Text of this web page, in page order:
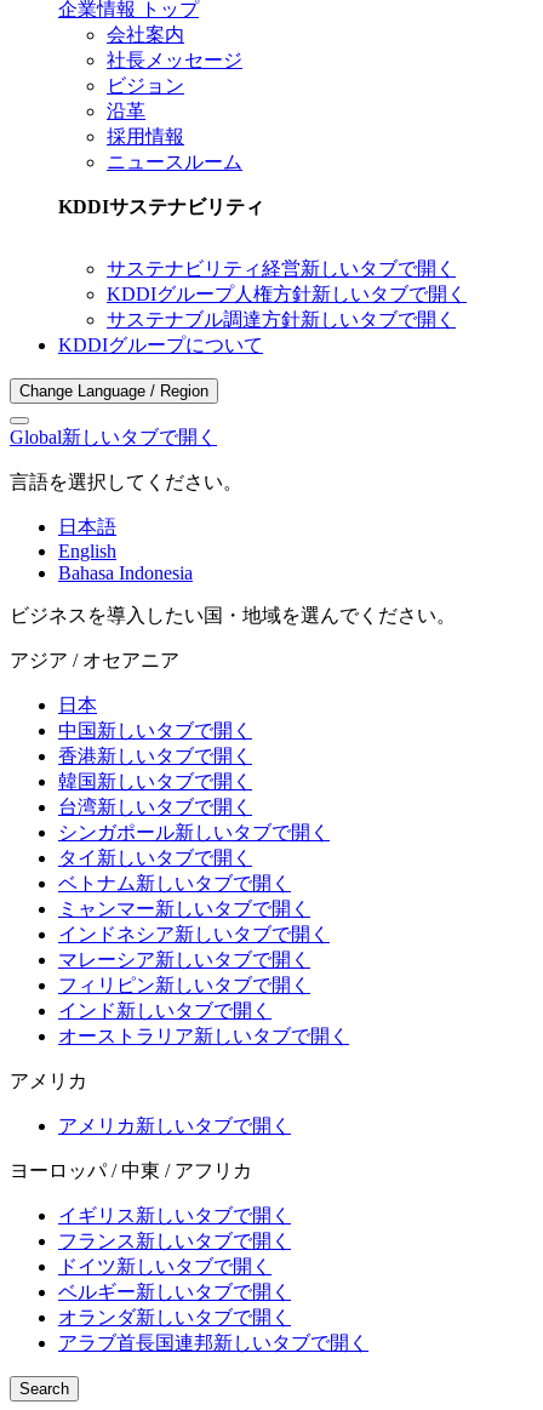
企業情報 トップ
会社案内
社長メッセージ
ビジョン
沿革
採用情報
ニュースルーム
KDDIサステナビリティ
サステナビリティ経営新しいタブで開く
KDDIグループ人権方針新しいタブで開く
サステナブル調達方針新しいタブで開く
KDDIグループについて
Change Language / Region
Global新しいタブで開く
言語を選択してください。
日本語
English
Bahasa Indonesia
ビジネスを導入したい国・地域を選んでください。
アジア / オセアニア
日本
中国新しいタブで開く
香港新しいタブで開く
韓国新しいタブで開く
台湾新しいタブで開く
シンガポール新しいタブで開く
タイ 新しいタブで開く
ベトナム新しいタブで開く
ミャンマー新しいタブで開く
インドネシア新しいタブで開く
マレーシア新しいタブで開く
フィリピン新しいタブで開く
インド新しいタブで開く
オーストラリア新しいタブで開く
アメリカ
アメリカ新しいタブで開く
ヨーロッパ / 中東 / アフリカ
イギリス新しいタブで開く
フランス新しいタブで開く
ドイツ新しいタブで開く
ベルギー新しいタブで開く
オランダ新しいタブで開く
アラブ首長国連邦新しいタブで開く
Search